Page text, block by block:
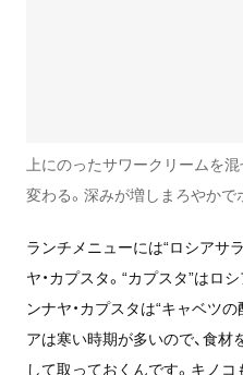
上にのったサワークリームを
変わる。深みが増しまろやかで
ランチメニューには“ロシアサ
ヤ・カプスタ。“カプスタ”はロ
ンナヤ・カプスタは“キャベツ
アは寒い時期が多いので、食
して取っておくんです。キノ